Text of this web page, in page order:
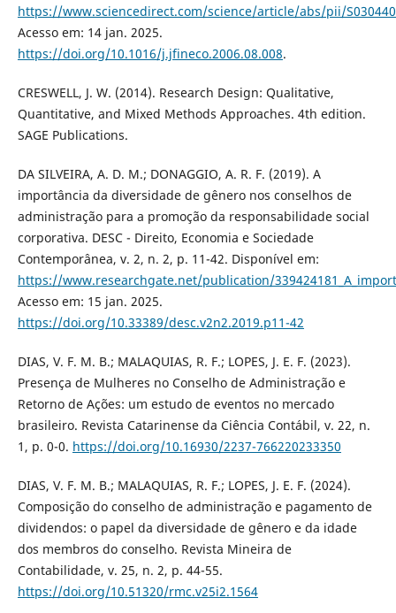
https://www.sciencedirect.com/science/article/abs/pii/
Acesso em: 14 jan. 2025.
https://doi.org/10.1016/j.jfineco.2006.08.008.
CRESWELL, J. W. (2014). Research Design: Qualitative,
Quantitative, and Mixed Methods Approaches. 4th edition.
SAGE Publications.
DA SILVEIRA, A. D. M.; DONAGGIO, A. R. F. (2019). A
importância da diversidade de gênero nos conselhos de
administração para a promoção da responsabilidade social
corporativa. DESC - Direito, Economia e Sociedade
Contemporânea, v. 2, n. 2, p. 11-42. Disponível em:
https://www.researchgate.net/publication/
Acesso em: 15 jan. 2025.
https://doi.org/10.33389/desc.v2n2.2019.p11-42
DIAS, V. F. M. B.; MALAQUIAS, R. F.; LOPES, J. E. F. (2023).
Presença de Mulheres no Conselho de Administração e
Retorno de Ações: um estudo de eventos no mercado
brasileiro. Revista Catarinense da Ciência Contábil, v. 22, n.
1, p. 0-0. https://doi.org/10.16930/2237-766220233350
DIAS, V. F. M. B.; MALAQUIAS, R. F.; LOPES, J. E. F. (2024).
Composição do conselho de administração e pagamento de
dividendos: o papel da diversidade de gênero e da idade
dos membros do conselho. Revista Mineira de
Contabilidade, v. 25, n. 2, p. 44-55.
https://doi.org/10.51320/rmc.v25i2.1564